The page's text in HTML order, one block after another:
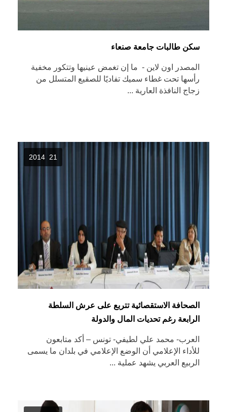
سكن طالبات جامعة صنعاء
المصدر اون لاين - ما إن تغمض عينيها وتتكور مخفية
رأسها تحت غطاء سميك تفاديًا للصقيع المتسلل من
زجاج النافذة العارية ...
21 2014
الصحافة الاستقصائية تتربع على عرش السلطة
الرابعة رغم تحديات المال والدولة
العرب- محمد علي لطيفي- تونس – أكد متابعون
للأداء الإعلامي أن الوضع الإعلامي في بلدان ما يسمى
الربيع العربي يشهد عملية ...